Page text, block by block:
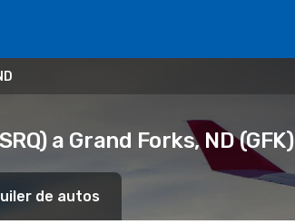
a Grand Forks, ND (GFK)
de autos